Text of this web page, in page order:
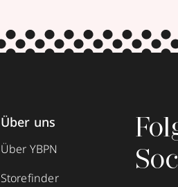
Über uns
Über YBPN
Storefinder